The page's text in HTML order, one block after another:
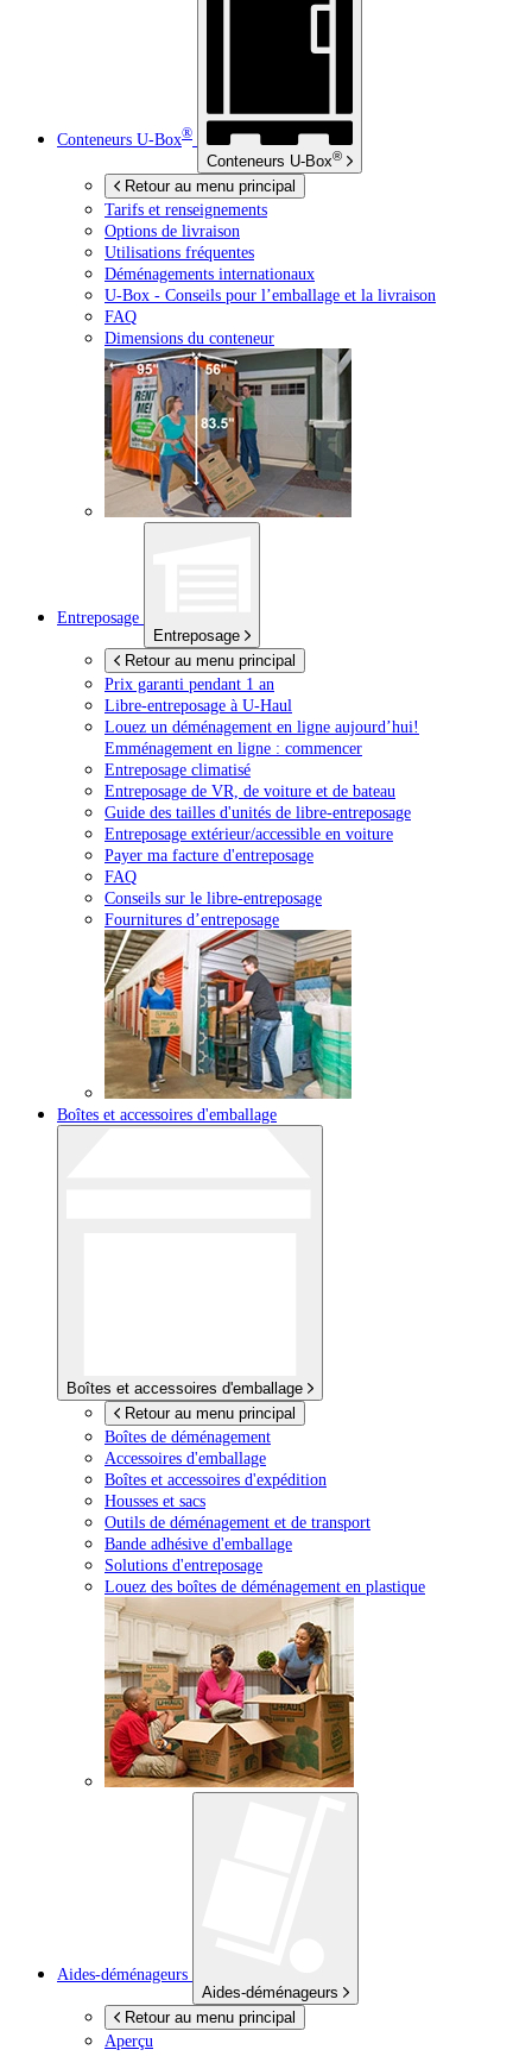
Conteneurs U-Box®
Conteneurs U-Box®
Retour au menu principal
Tarifs et renseignements
Options de livraison
Utilisations fréquentes
Déménagements internationaux
U-Box - Conseils pour l’emballage et la livraison
FAQ
Dimensions du conteneur
Entreposage
Entreposage
Retour au menu principal
Prix garanti pendant 1 an
Libre-entreposage à U-Haul
Louez un déménagement en ligne aujourd’hui!
Emménagement en ligne : commencer
Entreposage climatisé
Entreposage de VR, de voiture et de bateau
Guide des tailles d'unités de libre-entreposage
Entreposage extérieur/accessible en voiture
Payer ma facture d'entreposage
FAQ
Conseils sur le libre-entreposage
Fournitures d’entreposage
Boîtes et accessoires d'emballage
Boîtes et accessoires d'emballage
Retour au menu principal
Boîtes de déménagement
Accessoires d'emballage
Boîtes et accessoires d'expédition
Housses et sacs
Outils de déménagement et de transport
Bande adhésive d'emballage
Solutions d'entreposage
Louez des boîtes de déménagement en plastique
Aides-déménageurs
Aides-déménageurs
Retour au menu principal
Aperçu